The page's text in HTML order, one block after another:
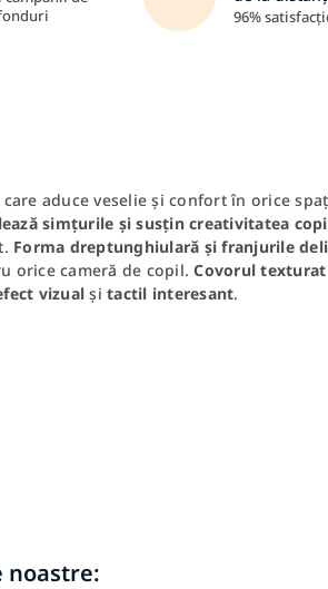
96%
care aduce veselie și confort în orice
simțurile și susțin creativitatea
Forma dreptunghiulară și franjurile
orice cameră de copil.Covorul texturat
vizual și tactil interesant.
noastre: